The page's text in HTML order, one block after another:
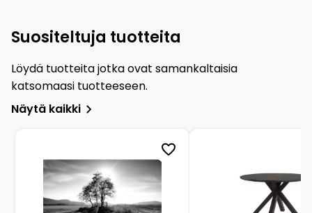
Suositeltuja tuotteita
Löydä tuotteita jotka ovat samankaltaisia
katsomaasi tuotteeseen.
Näytä kaikki